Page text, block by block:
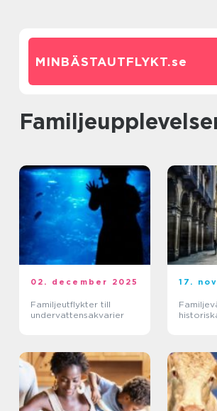
MINBÄSTAUTFLYKT.se
02. december 2025
Familjeutflykter till
undervattensakvarier
17.